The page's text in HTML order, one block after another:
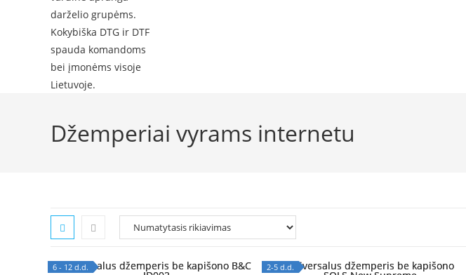
Džemperiai vyrams internetu
6 - 12 d.d. 2-5 d.d.